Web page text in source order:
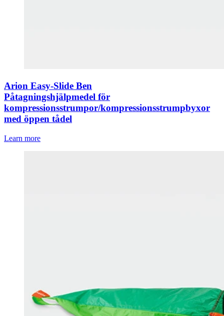
Arion Easy-Slide Ben
Påtagningshjälpmedel för
kompressionsstrumpor/kompressionsstrumpbyxor
med öppen tådel
Learn more